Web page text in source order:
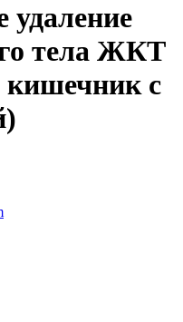
тела ЖКТ
кишечник с